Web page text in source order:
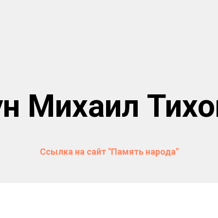
Михаил
Ссылка на сайт "Память народа"